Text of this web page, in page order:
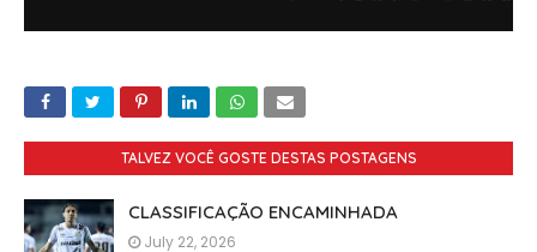
TALVEZ VOCÊ GOSTE DESTAS POSTAGENS
CLASSIFICAÇÃO ENCAMINHADA
July 22, 2026